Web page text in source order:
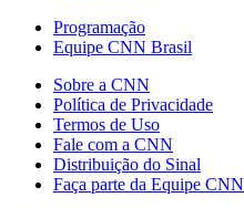
Programação
Equipe CNN Brasil
Sobre a CNN
Política de Privacidade
Termos de Uso
Fale com a CNN
Distribuição do Sinal
Faça parte da Equipe CNN